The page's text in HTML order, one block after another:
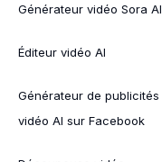
Générateur vidéo Sora AI
Éditeur vidéo AI
Générateur de publicités
vidéo AI sur Facebook